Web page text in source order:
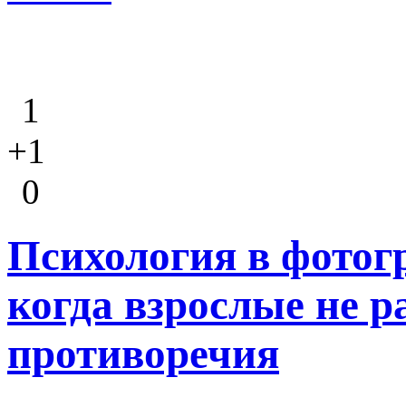
1
+1
0
Психология в
когда взрослые не
противоречия